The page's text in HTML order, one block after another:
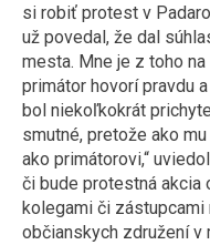
si robiť protest v
už povedal, že dal
mesta. Mne je z toho
primátor hovorí pravdu
bol niekoľkokrát
smutné, pretože ako
ako primátorovi,“
či bude protestná akcia
kolegami či zástupcami
občianskych združení